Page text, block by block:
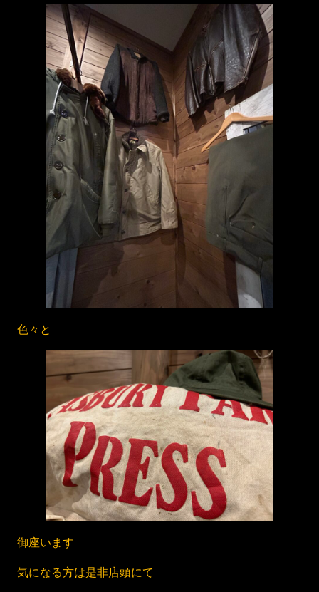
色々と
御座います
気になる方は是非店頭にて